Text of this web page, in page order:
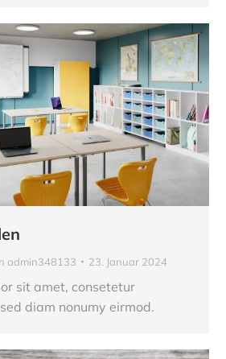
admin348133 23. Januar 2024
sit amet, consetetur
diam nonumy eirmod.